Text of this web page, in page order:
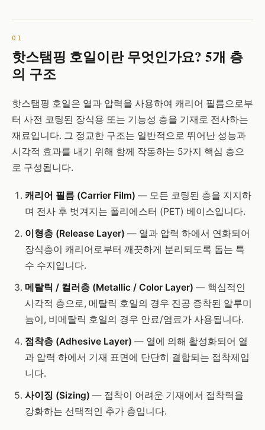
핫스탬핑 호일이란 무엇인가요? 5개 층
의 구조
핫스탬핑 호일은 열과 압력을 사용하여 캐리어 필름으로부
터 사전 코팅된 장식용 또는 기능성 층을 기재로 전사하는
재료입니다. 그 정교한 구조는 일반적으로 뛰어난 성능과
시각적 효과를 내기 위해 함께 작동하는 5가지 핵심 층으
로 구성됩니다.
캐리어 필름 (Carrier Film) — 모든 코팅된 층을 지지하
며 전사 후 벗겨지는 폴리에스터 (PET) 베이스입니다.
이형층 (Release Layer) — 열과 압력 하에서 연화되어
장식층이 캐리어로부터 깨끗하게 분리되도록 돕는 특
수 수지입니다.
메탈릭 / 컬러층 (Metallic / Color Layer) — 핵심적인
시각적 층으로, 메탈릭 호일의 경우 진공 증착된 알루미
늄이, 비메탈릭 호일의 경우 안료/염료가 사용됩니다.
점착층 (Adhesive Layer) — 열에 의해 활성화되어 열
과 압력 하에서 기재 표면에 단단히 결합되는 접착제입
니다.
사이징 (Sizing) — 접착이 어려운 기재에서 접착력을
강화하는 선택적인 추가 층입니다.